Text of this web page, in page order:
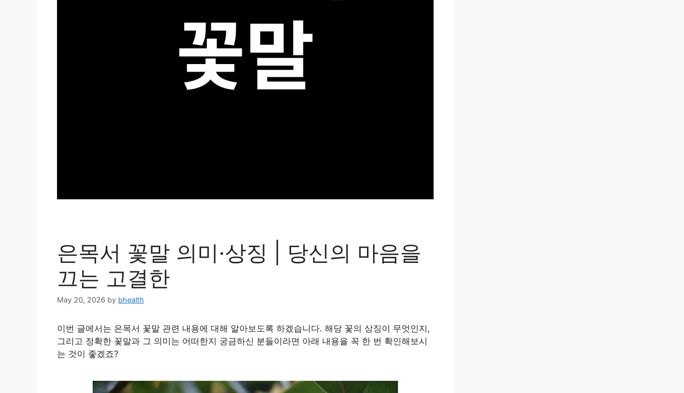
은목서 꽃말 의미·상징 | 당신의 마음을
끄는 고결한
May 20, 2026 by bhealth
이번 글에서는 은목서 꽃말 관련 내용에 대해 알아보도록 하겠습니다. 해당 꽃의 상징이 무엇인지,
그리고 정확한 꽃말과 그 의미는 어떠한지 궁금하신 분들이라면 아래 내용을 꼭 한 번 확인해보시
는 것이 좋겠죠?